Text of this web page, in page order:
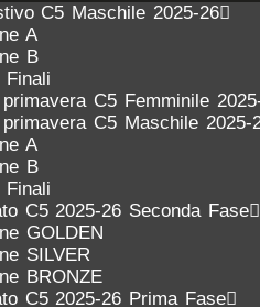
C5 Maschile 2025-26
A
B
Finali
C5 Femminile
C5 Maschile 2025-
A
B
Finali
C5 2025-26 Seconda Fase
GOLDEN
SILVER
BRONZE
C5 2025-26 Prima Fase